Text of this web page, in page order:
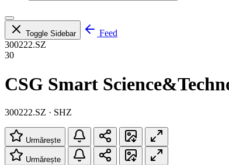
Toggle Sidebar
Feed
300222.SZ
30
CSG Smart
300222.SZ · SHZ
Urmărește
Urmărește